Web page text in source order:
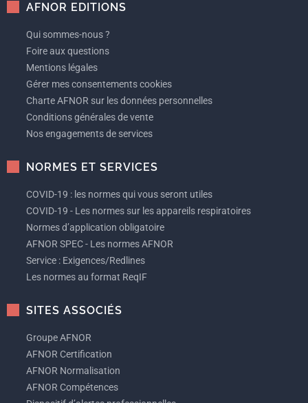
AFNOR EDITIONS
Qui sommes-nous ?
Foire aux questions
Mentions légales
Gérer mes consentements cookies
Charte AFNOR sur les données personnelles
Conditions générales de vente
Nos engagements de services
NORMES ET SERVICES
COVID-19 : les normes qui vous seront utiles
COVID-19 - Les normes sur les appareils respiratoires
Normes d’application obligatoire
AFNOR SPEC - Les normes AFNOR
Service : Exigences/Redlines
Les normes au format ReqIF
SITES ASSOCIÉS
Groupe AFNOR
AFNOR Certification
AFNOR Normalisation
AFNOR Compétences